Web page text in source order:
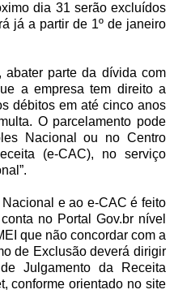
dia 31 serão excluídos
já a partir de 1º de janeiro
parte da dívida com
a empresa tem direito a
débitos em até cinco anos
O parcelamento pode
Nacional ou no Centro
(e-CAC), no serviço
e ao e-CAC é feito
no Portal Gov.br nível
que não concordar com a
de Exclusão deverá dirigir
Julgamento da Receita
conforme orientado no site